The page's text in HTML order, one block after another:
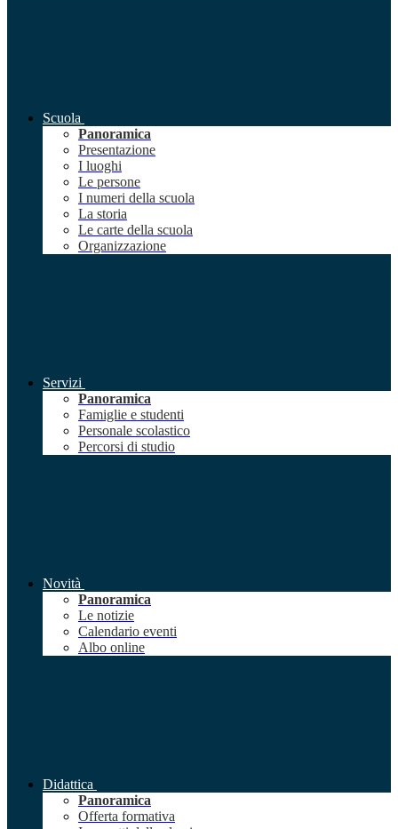
Scuola
Panoramica
Presentazione
I luoghi
Le persone
I numeri della scuola
La storia
Le carte della scuola
Organizzazione
Servizi
Panoramica
Famiglie e studenti
Personale scolastico
Percorsi di studio
Novità
Panoramica
Le notizie
Calendario eventi
Albo online
Didattica
Panoramica
Offerta formativa